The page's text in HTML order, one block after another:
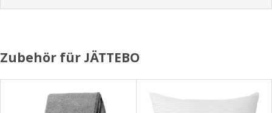
Zubehör für JÄTTEBO